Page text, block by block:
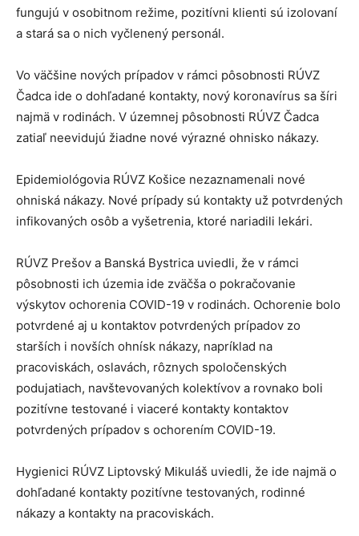
fungujú v osobitnom režime, pozitívni klienti sú izolovaní
a stará sa o nich vyčlenený personál.
Vo väčšine nových prípadov v rámci pôsobnosti RÚVZ
Čadca ide o dohľadané kontakty, nový koronavírus sa šíri
najmä v rodinách. V územnej pôsobnosti RÚVZ Čadca
zatiaľ neevidujú žiadne nové výrazné ohnisko nákazy.
Epidemiológovia RÚVZ Košice nezaznamenali nové
ohniská nákazy. Nové prípady sú kontakty už potvrdených
infikovaných osôb a vyšetrenia, ktoré nariadili lekári.
RÚVZ Prešov a Banská Bystrica uviedli, že v rámci
pôsobnosti ich územia ide zväčša o pokračovanie
výskytov ochorenia COVID-19 v rodinách. Ochorenie bolo
potvrdené aj u kontaktov potvrdených prípadov zo
starších i novších ohnísk nákazy, napríklad na
pracoviskách, oslavách, rôznych spoločenských
podujatiach, navštevovaných kolektívov a rovnako boli
pozitívne testované i viaceré kontakty kontaktov
potvrdených prípadov s ochorením COVID-19.
Hygienici RÚVZ Liptovský Mikuláš uviedli, že ide najmä o
dohľadané kontakty pozitívne testovaných, rodinné
nákazy a kontakty na pracoviskách.